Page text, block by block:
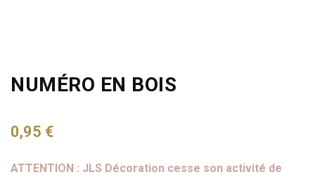
NUMÉRO EN BOIS
0,95 €
ATTENTION : JLS Décoration cesse son activité de